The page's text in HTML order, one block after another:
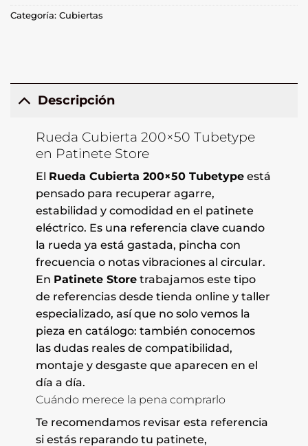
Categoría: Cubiertas
Descripción
Rueda Cubierta 200×50 Tubetype
en Patinete Store
El Rueda Cubierta 200×50 Tubetypeestá
pensado para recuperar agarre,
estabilidad y comodidad en el patinete
eléctrico. Es una referencia clave cuando
la rueda ya está gastada, pincha con
frecuencia o notas vibraciones al circular.
En Patinete Storetrabajamos este tipo
de referencias desde tienda online y taller
especializado, así que no solo vemos la
pieza en catálogo: también conocemos
las dudas reales de compatibilidad,
montaje y desgaste que aparecen en el
día a día.
Cuándo merece la pena comprarlo
Te recomendamos revisar esta referencia
si estás reparando tu patinete,